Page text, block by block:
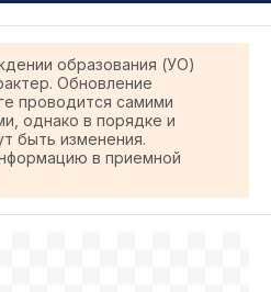
образования (УО)
Обновление
проводится самими
однако в порядке и
быть изменения.
в приемной